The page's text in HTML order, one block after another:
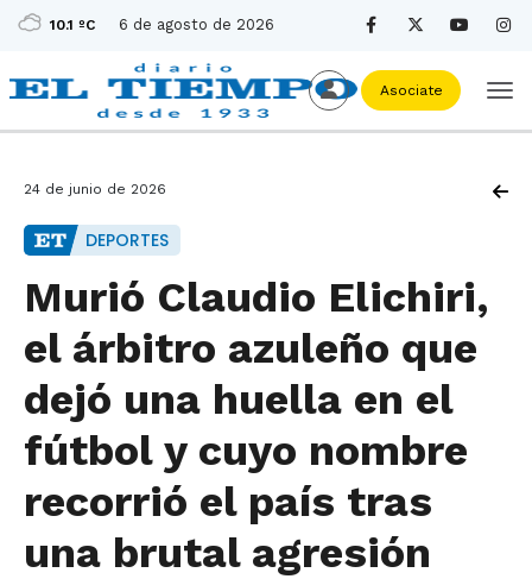
10.1 ºC 6 de agosto de 2026
Asociate
24 de junio de 2026
DEPORTES
Murió Claudio Elichiri,
el árbitro azuleño que
dejó una huella en el
fútbol y cuyo nombre
recorrió el país tras
una brutal agresión